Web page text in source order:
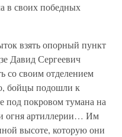
в своих победных
взять опорный пункт
Давид Сергеевич
со своим отделением
бойцы подошли к
под покровом тумана на
огня артиллерии… Им
высоте, которую они